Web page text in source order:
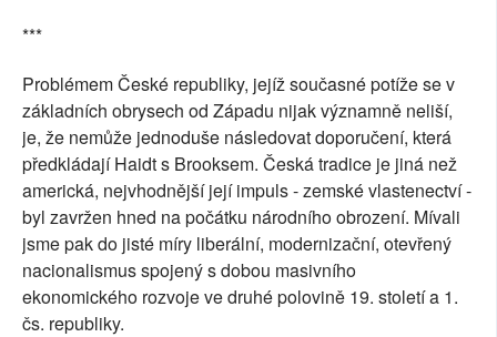
***
Problémem České republiky, jejíž současné potíže se v
základních obrysech od Západu nijak významně neliší,
je, že nemůže jednoduše následovat doporučení, která
předkládají Haidt s Brooksem. Česká tradice je jiná než
americká, nejvhodnější její impuls - zemské vlastenectví -
byl zavržen hned na počátku národního obrození. Mívali
jsme pak do jisté míry liberální, modernizační, otevřený
nacionalismus spojený s dobou masivního
ekonomického rozvoje ve druhé polovině 19. století a 1.
čs. republiky.